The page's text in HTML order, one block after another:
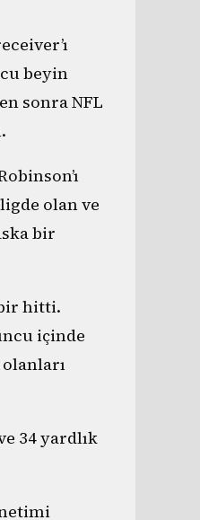
beyin
sonra NFL
olan ve
bir
bir hitti.
içinde
34 yardlık